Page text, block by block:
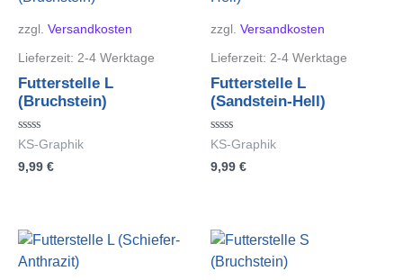
zzgl. Versandkosten
Lieferzeit: 2-4 Werktage
Futterstelle L
(Bruchstein)
Bewertet
0
KS-Graphik
9,99 €
zzgl. Versandkosten
Lieferzeit: 2-4 Werktage
Futterstelle L
(Sandstein-Hell)
Bewertet
0
KS-Graphik
9,99 €